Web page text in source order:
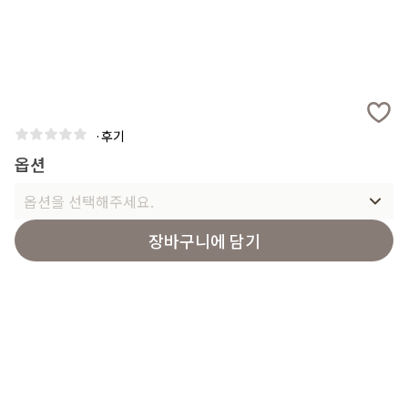
·후기
옵션
옵션을 선택해주세요.
장바구니에 담기